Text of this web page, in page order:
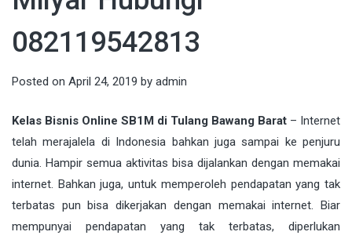
082119542813
Posted on April 24, 2019 by admin
Kelas Bisnis Online SB1M di Tulang Bawang Barat – Internet
telah merajalela di Indonesia bahkan juga sampai ke penjuru
dunia. Hampir semua aktivitas bisa dijalankan dengan memakai
internet. Bahkan juga, untuk memperoleh pendapatan yang tak
terbatas pun bisa dikerjakan dengan memakai internet. Biar
mempunyai pendapatan yang tak terbatas, diperlukan